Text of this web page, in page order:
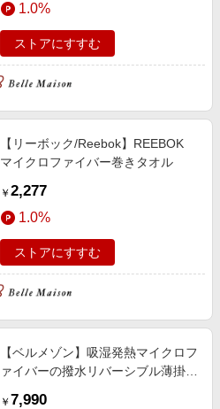
1.0%
ストアにすすむ
【リーボック/Reebok】REEBOK
マイクロファイバー巻きタオル
￥ 2,277
1.0%
ストアにすすむ
【ベルメゾン】吸湿発熱マイクロフ
ァイバーの撥水リバーシブル薄掛け
￥ 7,990